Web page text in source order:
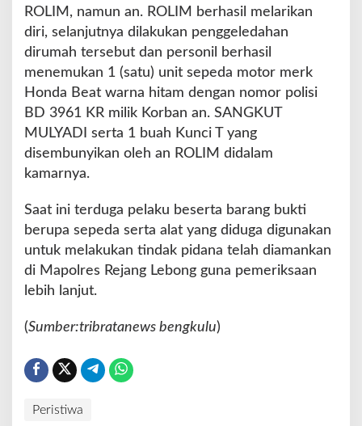
ROLIM, namun an. ROLIM berhasil melarikan
diri, selanjutnya dilakukan penggeledahan
dirumah tersebut dan personil berhasil
menemukan 1 (satu) unit sepeda motor merk
Honda Beat warna hitam dengan nomor polisi
BD 3961 KR milik Korban an. SANGKUT
MULYADI serta 1 buah Kunci T yang
disembunyikan oleh an ROLIM didalam
kamarnya.
Saat ini terduga pelaku beserta barang bukti
berupa sepeda serta alat yang diduga digunakan
untuk melakukan tindak pidana telah diamankan
di Mapolres Rejang Lebong guna pemeriksaan
lebih lanjut.
(Sumber:tribratanews bengkulu)
Peristiwa